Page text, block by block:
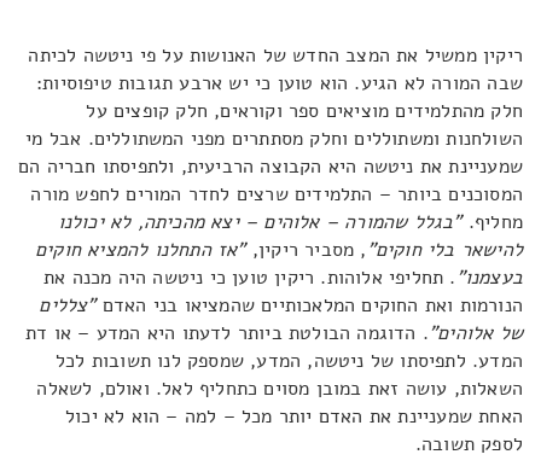
ריקין ממשיל את המצב החדש של האנושות על פי ניטשה לכיתה
שבה המורה לא הגיע. הוא טוען כי יש ארבע תגובות טיפוסיות:
חלק מהתלמידים מוציאים ספר וקוראים, חלק קופצים על
השולחנות ומשתוללים וחלק מסתתרים מפני המשתוללים. אבל מי
שמעניינת את ניטשה היא הקבוצה הרביעית, ולתפיסתו חבריה הם
המסוכנים ביותר – התלמידים שרצים לחדר המורים לחפש מורה
מחליף."בגלל שהמורה – אלוהים – יצא מהכיתה, לא יכולנו
להישאר בלי חוקים", מסביר ריקין,"אז התחלנו להמציא חוקים
בעצמנו". תחליפי אלוהות. ריקין טוען כי ניטשה היה מכנה את
הנורמות ואת החוקים המלאכותיים שהמציאו בני האדם"צללים
של אלוהים". הדוגמה הבולטת ביותר לדעתו היא המדע – או דת
המדע. לתפיסתו של ניטשה, המדע, שמספק לנו תשובות לכל
השאלות, עושה זאת במובן מסוים כתחליף לאל. ואולם, לשאלה
האחת שמעניינת את האדם יותר מכל – למה – הוא לא יכול
לספק תשובה.